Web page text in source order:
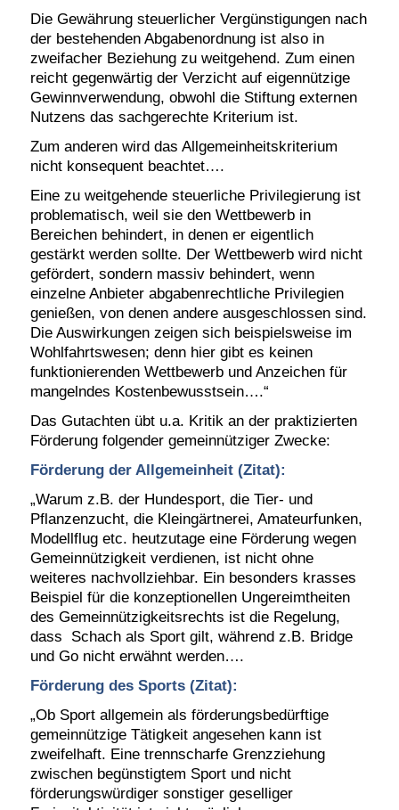
Die Gewährung steuerlicher Vergünstigungen nach
der bestehenden Abgabenordnung ist also in
zweifacher Beziehung zu weitgehend. Zum einen
reicht gegenwärtig der Verzicht auf eigennützige
Gewinnverwendung, obwohl die Stiftung externen
Nutzens das sachgerechte Kriterium ist.
Zum anderen wird das Allgemeinheitskriterium
nicht konsequent beachtet….
Eine zu weitgehende steuerliche Privilegierung ist
problematisch, weil sie den Wettbewerb in
Bereichen behindert, in denen er eigentlich
gestärkt werden sollte. Der Wettbewerb wird nicht
gefördert, sondern massiv behindert, wenn
einzelne Anbieter abgabenrechtliche Privilegien
genießen, von denen andere ausgeschlossen sind.
Die Auswirkungen zeigen sich beispielsweise im
Wohlfahrtswesen; denn hier gibt es keinen
funktionierenden Wettbewerb und Anzeichen für
mangelndes Kostenbewusstsein….“
Das Gutachten übt u.a. Kritik an der praktizierten
Förderung folgender gemeinnütziger Zwecke:
Förderung der Allgemeinheit (Zitat):
„Warum z.B. der Hundesport, die Tier- und
Pflanzenzucht, die Kleingärtnerei, Amateurfunken,
Modellflug etc. heutzutage eine Förderung wegen
Gemeinnützigkeit verdienen, ist nicht ohne
weiteres nachvollziehbar. Ein besonders krasses
Beispiel für die konzeptionellen Ungereimtheiten
des Gemeinnützigkeitsrechts ist die Regelung,
dass Schach als Sport gilt, während z.B. Bridge
und Go nicht erwähnt werden….
Förderung des Sports (Zitat):
„Ob Sport allgemein als förderungsbedürftige
gemeinnützige Tätigkeit angesehen kann ist
zweifelhaft. Eine trennscharfe Grenzziehung
zwischen begünstigtem Sport und nicht
förderungswürdiger sonstiger geselliger